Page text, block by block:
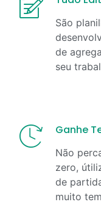
São
de
seu
Ganhe
Não
zero,
de
muito